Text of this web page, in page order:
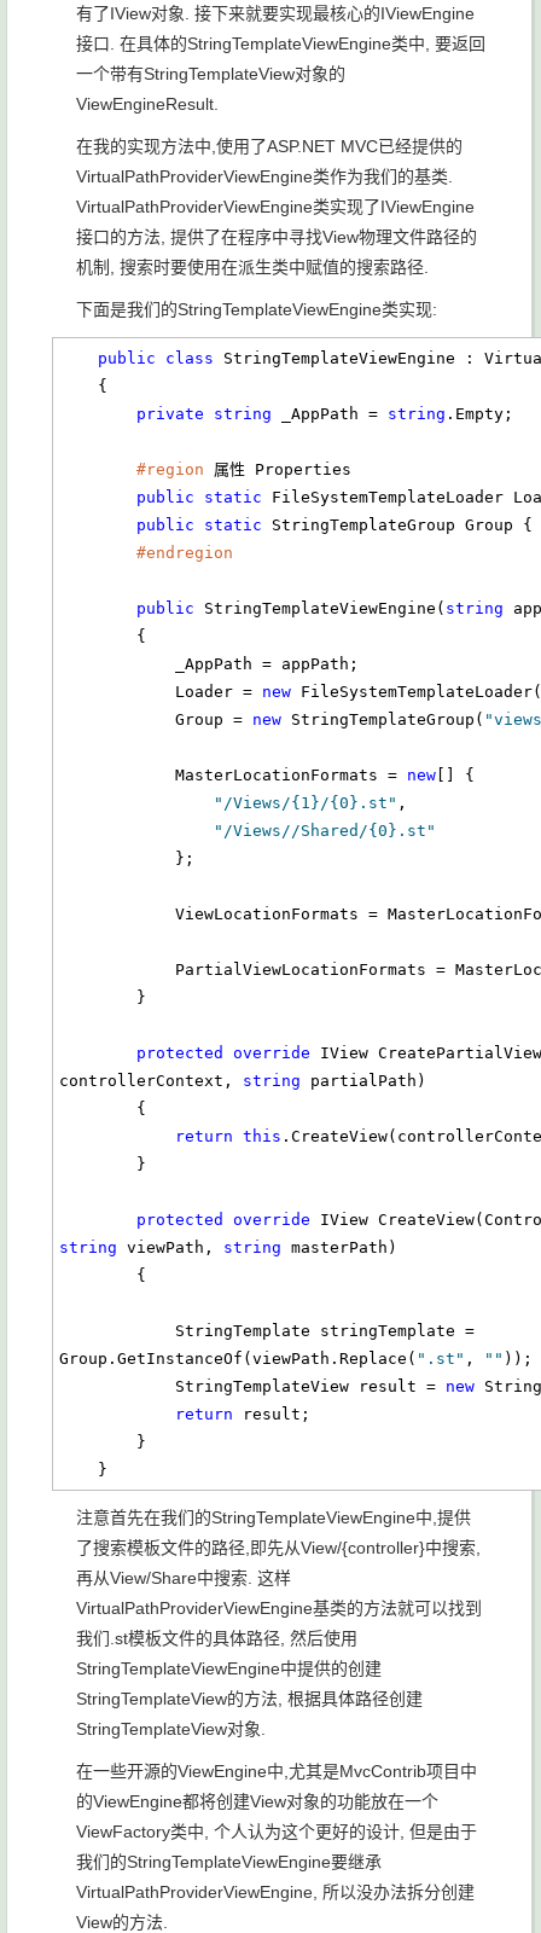
有了IView对象. 接下来就要实现最核心的IViewEngine
接口. 在具体的StringTemplateViewEngine类中, 要返回
一个带有StringTemplateView对象的
ViewEngineResult.
在我的实现方法中,使用了ASP.NET MVC已经提供的
VirtualPathProviderViewEngine类作为我们的基类.
VirtualPathProviderViewEngine类实现了IViewEngine
接口的方法, 提供了在程序中寻找View物理文件路径的
机制, 搜索时要使用在派生类中赋值的搜索路径.
下面是我们的StringTemplateViewEngine类实现:
public class StringTemplateViewEngine :
private
string _AppPath = string .Empty;
#region 属性 Properties
public
static FileSystemTemplateLoader
public
static StringTemplateGroup Group
#endregion
public StringTemplateViewEngine( string
            Loader =
new
            Group =
new StringTemplateGroup(
            MasterLocationFormats =
new [] {
"/Views/{1}/{0}.st" ,
"/Views//Shared/{0}.st"
protected override IView
controllerContext, string partialPath)
return this
protected
override
string viewPath, string masterPath)
Group.GetInstanceOf(viewPath.Replace( ".st" , "" ));
            StringTemplateView result =
new
return result;
    }
注意首先在我们的StringTemplateViewEngine中,提供
了搜索模板文件的路径,即先从View/{controller}中搜索,
再从View/Share中搜索. 这样
VirtualPathProviderViewEngine基类的方法就可以找到
我们.st模板文件的具体路径, 然后使用
StringTemplateViewEngine中提供的创建
StringTemplateView的方法, 根据具体路径创建
StringTemplateView对象.
在一些开源的ViewEngine中,尤其是MvcContrib项目中
的ViewEngine都将创建View对象的功能放在一个
ViewFactory类中, 个人认为这个更好的设计, 但是由于
我们的StringTemplateViewEngine要继承
VirtualPathProviderViewEngine, 所以没办法拆分创建
View的方法.